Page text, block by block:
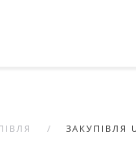
ЗАКУПІВЛЯ